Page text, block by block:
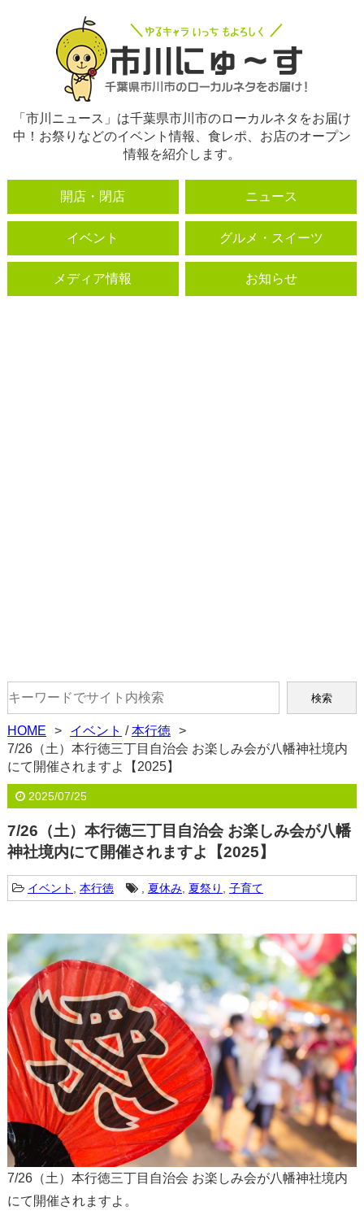
「市川ニュース」は千葉県市川市のローカルネタをお届け
中！お祭りなどのイベント情報、食レポ、お店のオープン
情報を紹介します。
開店・閉店 ニュース
イベント グルメ・スイーツ
メディア情報 お知らせ
HOME イベント /本行徳
7/26（土）本行徳三丁目自治会 お楽しみ会が八幡神社境内
にて開催されますよ【2025】
2025/07/25
7/26（土）本行徳三丁目自治会 お楽しみ会が八幡
神社境内にて開催されますよ【2025】
イベント 本行徳 , 夏休み, 夏祭り 子育て
7/26（土）本行徳三丁目自治会 お楽しみ会が八幡神社境内
にて開催されますよ。